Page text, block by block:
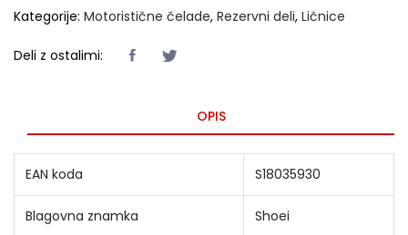
Kategorije: Motoristične čelade, Rezervni deli, Ličnice
Deli z ostalimi:
OPIS
EAN koda S18035930
Blagovna znamka Shoei